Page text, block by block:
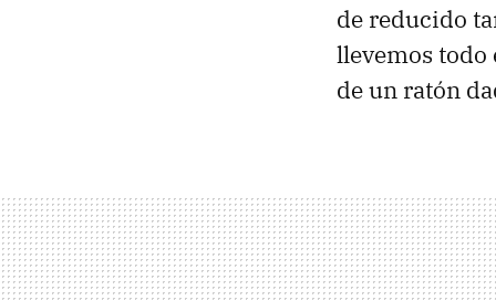
de reducido
llevemos todo
de un ratón